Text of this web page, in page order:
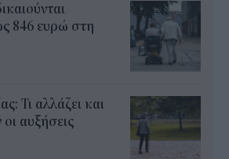
846 ευρώ στη
Τι αλλάζει και
αυξήσεις